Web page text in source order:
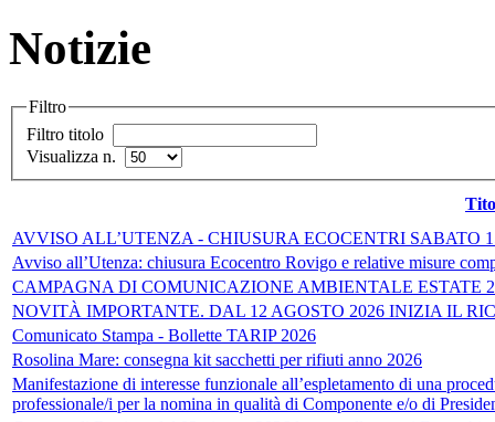
Notizie
Filtro
Filtro titolo
Visualizza n.
AVVISO ALL’UTENZA - CHIUSURA ECOCENTRI SABATO
Avviso all’Utenza: chiusura Ecocentro Rovigo e relative misure
CAMPAGNA DI COMUNICAZIONE AMBIENTALE ESTATE
NOVITÀ IMPORTANTE. DAL 12 AGOSTO 2026 INIZIA IL
Comunicato Stampa - Bollette TARIP 2026
Rosolina Mare: consegna kit sacchetti per rifiuti anno 2026
Manifestazione di interesse funzionale all’espletamento di una
professionale/i per la nomina in qualità di Componente e/o di